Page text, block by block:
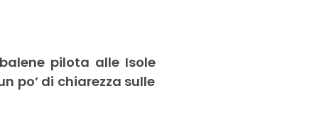
pilota alle Isole
po’ di chiarezza sulle